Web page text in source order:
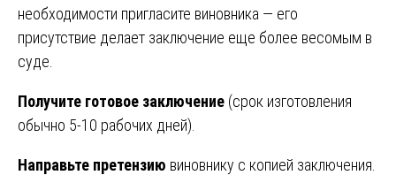
необходимости пригласите виновника — его
присутствие делает заключение еще более весомым в
суде.
Получите готовое заключение (срок изготовления
обычно 5-10 рабочих дней).
Направьте претензию виновнику с копией заключения.